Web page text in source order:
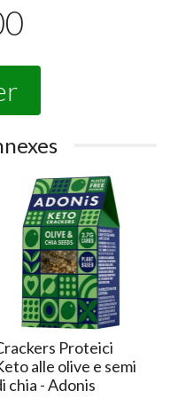
Proteici
alle olive e semi
chia - Adonis